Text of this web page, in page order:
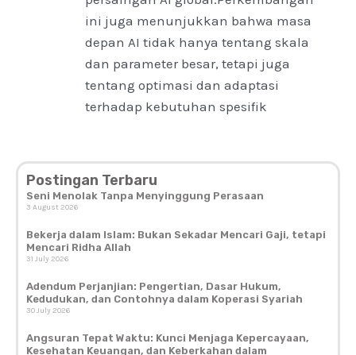
ini juga menunjukkan bahwa masa
depan AI tidak hanya tentang skala
dan parameter besar, tetapi juga
tentang optimasi dan adaptasi
terhadap kebutuhan spesifik
Postingan Terbaru
Seni Menolak Tanpa Menyinggung Perasaan
3 August 2026
Bekerja dalam Islam: Bukan Sekadar Mencari Gaji, tetapi
Mencari Ridha Allah
31 July 2026
Adendum Perjanjian: Pengertian, Dasar Hukum,
Kedudukan, dan Contohnya dalam Koperasi Syariah
30 July 2026
Angsuran Tepat Waktu: Kunci Menjaga Kepercayaan,
Kesehatan Keuangan, dan Keberkahan dalam